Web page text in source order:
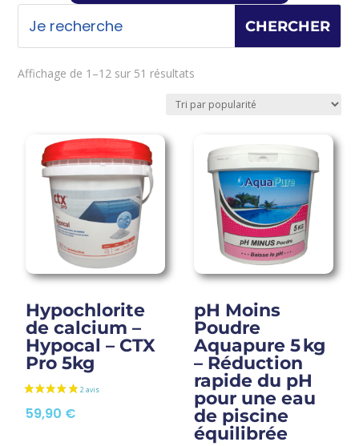
Affichage de 1–12 sur 51 résultats
popularité
Hypochlorite
de calcium –
Hypocal – CTX
Pro 5kg
59,90 €
pH Moins
Poudre
Aquapure 5 kg
– Réduction
rapide du pH
pour une eau
de piscine
équilibrée